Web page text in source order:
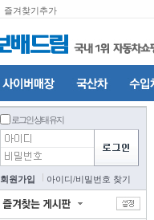
즐겨찾기추가
로그인 상태 유지
회원가입 아이디/비밀번호 찾기